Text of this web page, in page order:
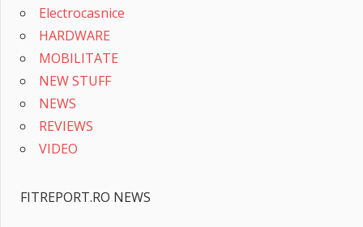
Electrocasnice
HARDWARE
MOBILITATE
NEW STUFF
NEWS
REVIEWS
VIDEO
FITREPORT.RO NEWS